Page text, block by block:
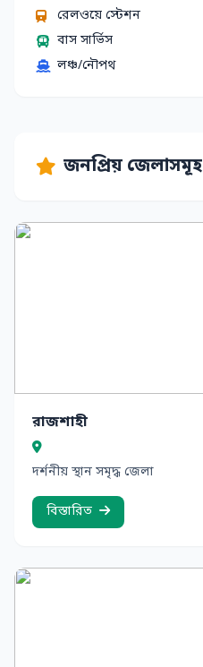
রেলওয়ে স্টেশন
বাস সার্ভিস
লঞ্চ/নৌপথ
জনপ্রিয় জেলাসমূহ
রাজশাহী
দর্শনীয় স্থান সমৃদ্ধ জেলা
বিস্তারিত